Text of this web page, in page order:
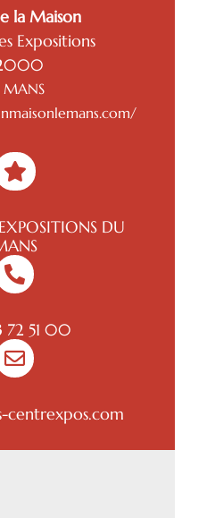
la Maison
Expositions
MANS

DU

72 51 00

centrexpos.com